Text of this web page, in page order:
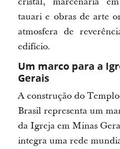
tauari e obras de arte
atmosfera de
edifício.
Um marco para a
Gerais
A construção do
Brasil representa um
da Igreja em Minas
integra uma rede